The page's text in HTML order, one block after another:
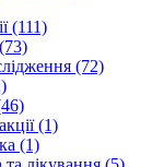
(111)
(72)
(1)
(1)